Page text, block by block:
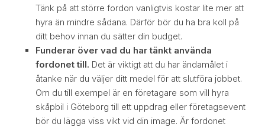
Tänk på att större fordon vanligtvis kostar lite mer att
hyra än mindre sådana. Därför bör du ha bra koll på
ditt behov innan du sätter din budget.
Funderar över vad du har tänkt använda
fordonet till. Det är viktigt att du har ändamålet i
åtanke när du väljer ditt medel för att slutföra jobbet.
Om du till exempel är en företagare som vill hyra
skåpbil i Göteborg till ett uppdrag eller företagsevent
bör du lägga viss vikt vid din image. Är fordonet